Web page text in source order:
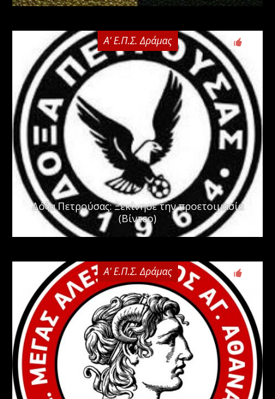
Α' Ε.Π.Σ. Δράμας
Δόξα Πετρούσας: Ξεκίνησε την προετοιμασία
(Βίντεο)
Α' Ε.Π.Σ. Δράμας